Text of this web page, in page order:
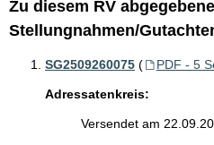
Zu diesem RV
Stellungnahmen/
SG2509260075 ( PDF - 5
Adressatenkreis:
Versendet am